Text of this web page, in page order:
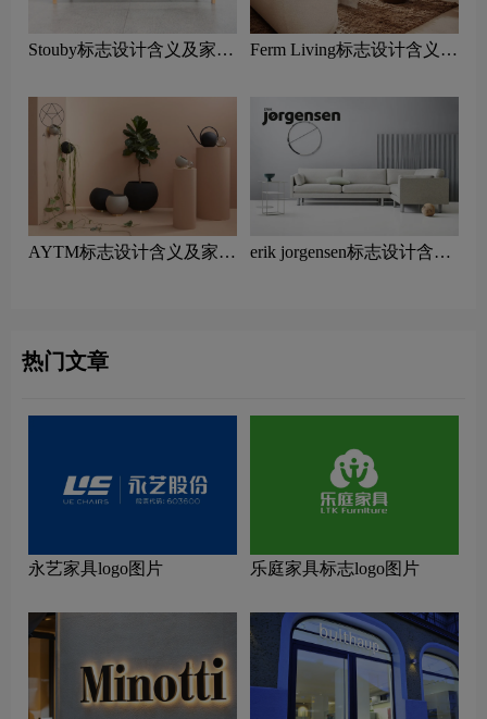
Stouby标志设计含义及家具
Ferm Living标志设计含义及
AYTM标志设计含义及家具
erik jorgensen标志设计含义
热门文章
永艺家具logo图片 乐庭家具标志logo图片